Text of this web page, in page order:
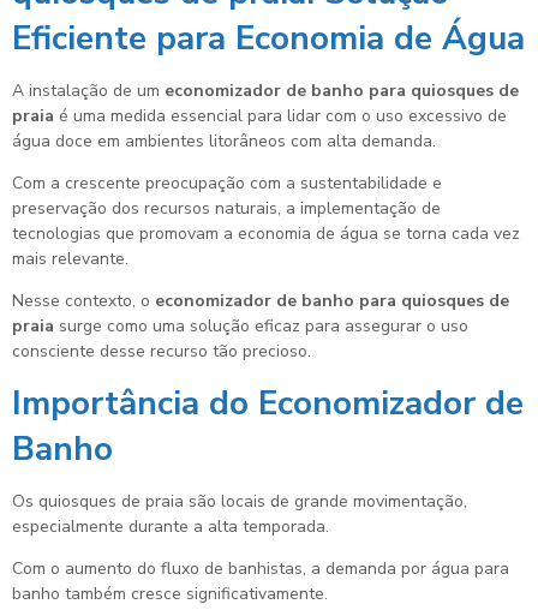
Eficiente para Economia de Água
A instalação de um economizador de banho para quiosques de
praia é uma medida essencial para lidar com o uso excessivo de
água doce em ambientes litorâneos com alta demanda.
Com a crescente preocupação com a sustentabilidade e
preservação dos recursos naturais, a implementação de
tecnologias que promovam a economia de água se torna cada vez
mais relevante.
Nesse contexto, o economizador de banho para quiosques de
praia surge como uma solução eficaz para assegurar o uso
consciente desse recurso tão precioso.
Importância do Economizador de
Banho
Os quiosques de praia são locais de grande movimentação,
especialmente durante a alta temporada.
Com o aumento do fluxo de banhistas, a demanda por água para
banho também cresce significativamente.